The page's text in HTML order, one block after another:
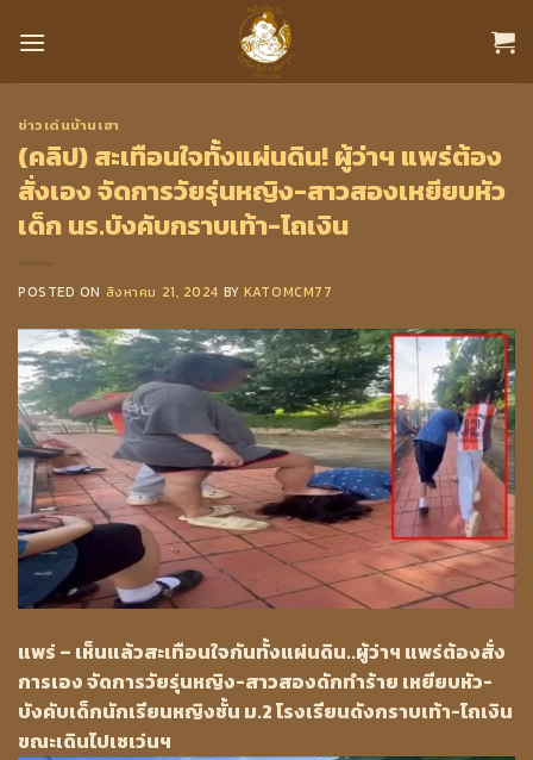
ข่าวเด่นบ้านเฮา
(คลิป) สะเทือนใจทั้งแผ่นดิน! ผู้ว่าฯ แพร่ต้อง
สั่งเอง จัดการวัยรุ่นหญิง-สาวสองเหยียบหัว
เด็ก นร.บังคับกราบเท้า-ไถเงิน
POSTED ON สิงหาคม 21, 2024 BY KATOMCM77
แพร่ – เห็นแล้วสะเทือนใจกันทั้งแผ่นดิน..ผู้ว่าฯ แพร่ต้องสั่ง
การเอง จัดการวัยรุ่นหญิง-สาวสองดักทำร้าย เหยียบหัว-
บังคับเด็กนักเรียนหญิงชั้น ม.2 โรงเรียนดังกราบเท้า-ไถเงิน
ขณะเดินไปเซเว่นฯ